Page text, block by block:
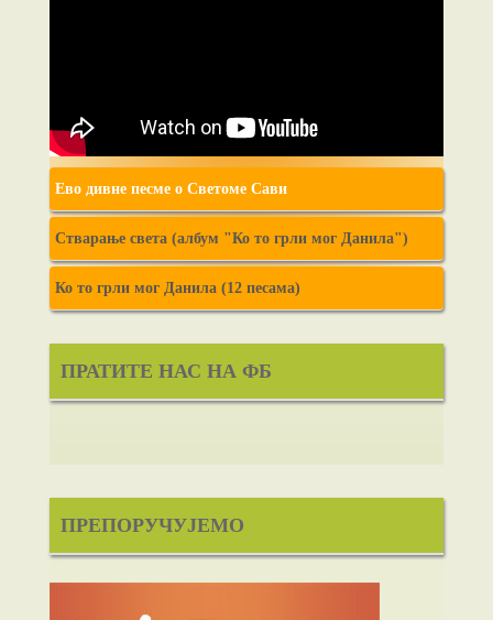
Ево дивне песме о Светоме Сави
Стварање света (албум "Ко то грли мог Данила")
Ко то грли мог Данила (12 песама)
ПРАТИТЕ НАС НА ФБ
ПРЕПОРУЧУЈЕМО